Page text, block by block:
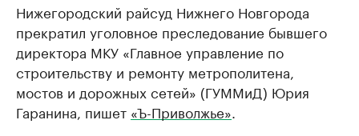
Нижегородский райсуд Нижнего Новгорода
прекратил уголовное преследование бывшего
директора МКУ «Главное управление по
строительству и ремонту метрополитена,
мостов и дорожных сетей» (ГУММиД) Юрия
Гаранина, пишет «Ъ-Приволжье»